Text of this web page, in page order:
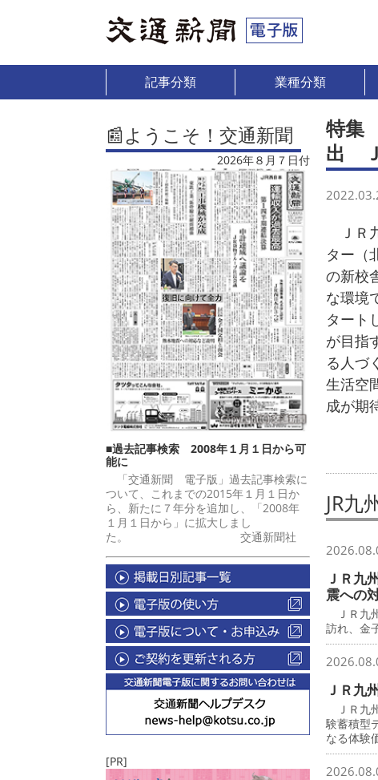
記事分類 業種分類
📰ようこそ！交通新聞
2026年８月７日付
■過去記事検索 2008年１月１日から可
能に
「交通新聞 電子版」過去記事検索に
ついて、これまでの2015年１月１日か
ら、新たに７年分を追加し、「2008年
１月１日から」に拡大しまし
た。 交通新聞社
[PR]
特集
出 Ｊ
ＪＲ
ター（
の新校
な環境
タート
が目指
る人づ
生活空
成が期
JR九
ＪＲ九
震への
ＪＲ九
訪れ、金
ＪＲ九
ＪＲ九
験蓄積型
なる体験